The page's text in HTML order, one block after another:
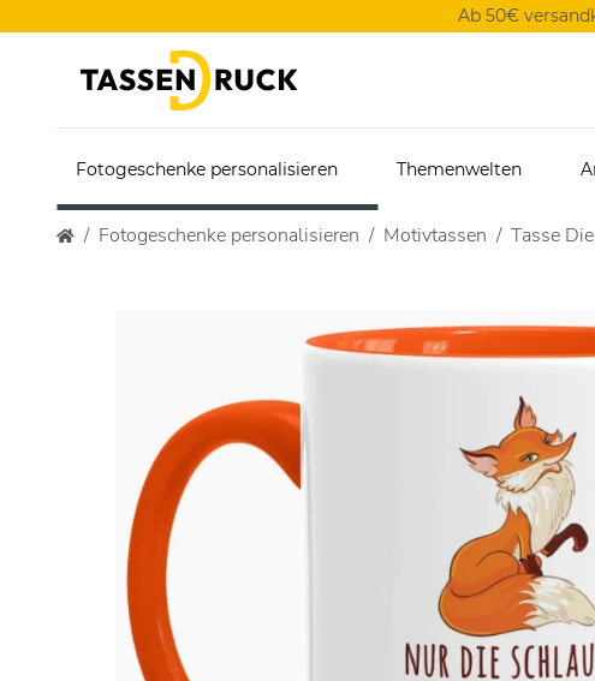
Ab 50€
Fotogeschenke personalisieren Themenwelten
Fotogeschenke personalisieren Motivtassen Tasse